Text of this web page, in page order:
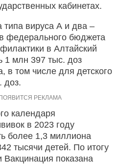
кабинетах.
вируса А и два –
федерального бюджета
в Алтайский
1 млн 397 тыс. доз
в том числе для детского
доз.
календаря
в 2023 году
более 1,3 миллиона
тысячи детей. По итогу
показана